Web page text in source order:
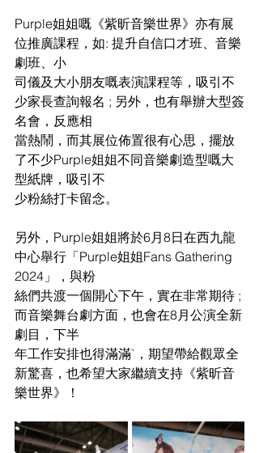
Purple姐姐嘅《紫昕音樂世界》亦有展
位推廣課程，如: 提升自信口才班、音樂
劇班、小
司儀及大小朋友嘅表演課程等，吸引不
少家長查詢報名 ; 另外，也有舉辦大型簽
名會，反應相
當熱鬧，而其展位佈置很有心思，擺放
了不少Purple姐姐不同音樂劇造型嘅大
型紙牌，吸引不
少粉絲打卡留念。
另外，Purple姐姐將於6月8日在西九龍
中心舉行「Purple姐姐Fans Gathering
2024」，與粉
絲們共渡一個開心下午，實在非常期待 ;
而音樂舞台劇方面，也會在8月公演全新
劇目，下半
年工作安排也得滿滿`，期望帶給觀眾全
新驚喜，也希望大家繼續支持《紫昕音
樂世界》！